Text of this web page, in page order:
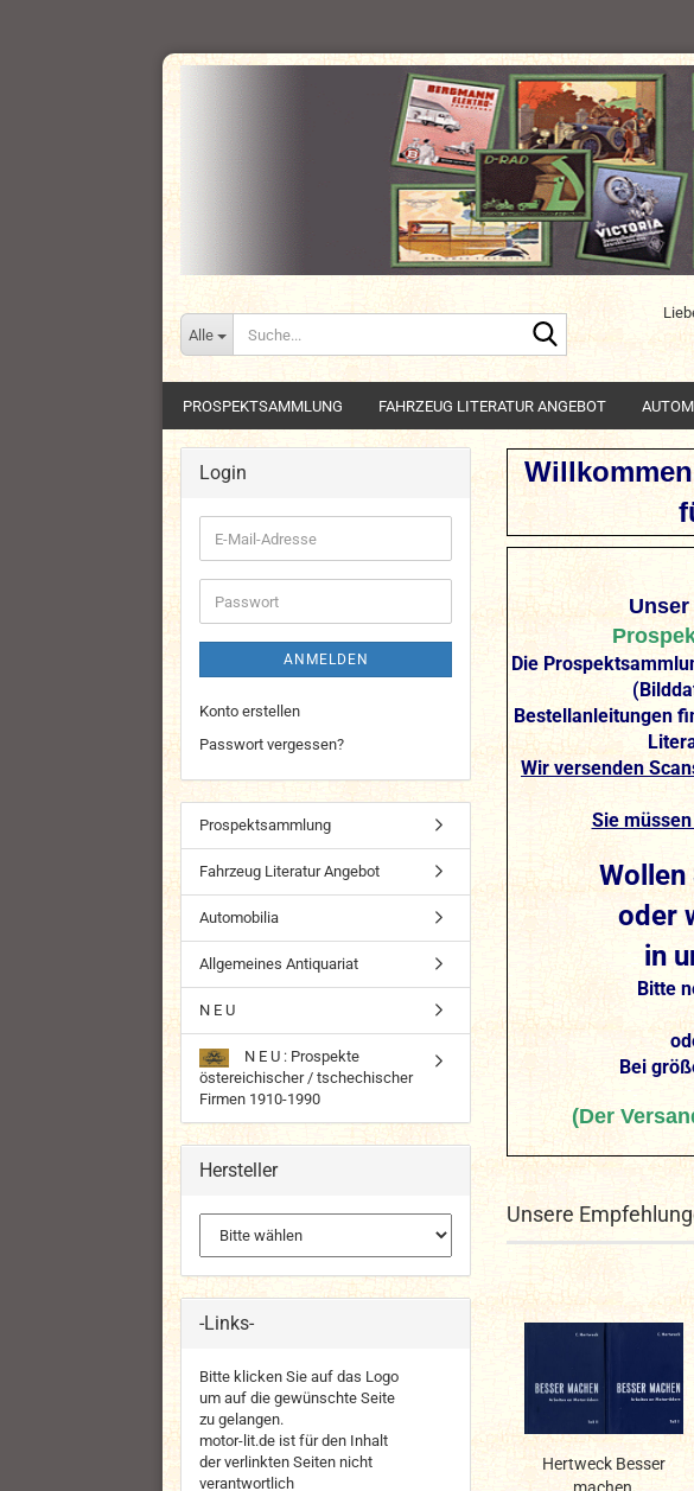
Alle
Suche...
PROSPEKTSAMMLUNG FAHRZEUG LITERATUR ANGEBOT
Die
Bestellanleitungen
Wir versenden
Sie
oder
in
Bitte
Bei
(Der
Unsere
Hertweck Besser
Login
E-
Mail-
Adresse
Passwort
ANMELDEN
Konto erstellen
Passwort vergessen?
Prospektsammlung
Fahrzeug Literatur Angebot
Automobilia
Allgemeines Antiquariat
N E U
N E U : Prospekte
östereichischer / tschechischer
Firmen 1910-1990
Hersteller
-Links-
Bitte klicken Sie auf das Logo
um auf die gewünschte Seite
zu gelangen.
motor-lit.de ist für den Inhalt
der verlinkten Seiten nicht
verantwortlich